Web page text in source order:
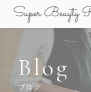
Blog
ブログ